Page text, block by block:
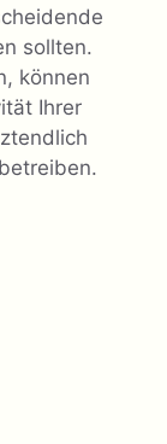
sollten.
können
Ihrer